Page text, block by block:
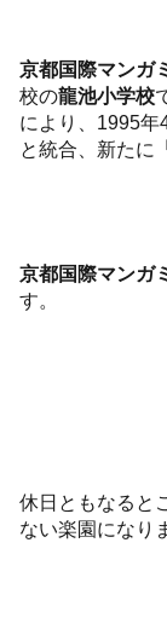
京都国際マンガ
校の龍池小学校
により、1995年
と統合、新たに
京都国際マンガ
す。
休日ともなると
ない楽園になり